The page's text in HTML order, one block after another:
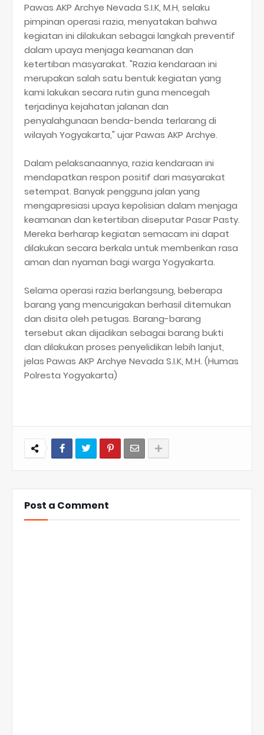
Pawas AKP Archye Nevada S.I.K, M.H, selaku
pimpinan operasi razia, menyatakan bahwa
kegiatan ini dilakukan sebagai langkah preventif
dalam upaya menjaga keamanan dan
ketertiban masyarakat. "Razia kendaraan ini
merupakan salah satu bentuk kegiatan yang
kami lakukan secara rutin guna mencegah
terjadinya kejahatan jalanan dan
penyalahgunaan benda-benda terlarang di
wilayah Yogyakarta," ujar Pawas AKP Archye.
Dalam pelaksanaannya, razia kendaraan ini
mendapatkan respon positif dari masyarakat
setempat. Banyak pengguna jalan yang
mengapresiasi upaya kepolisian dalam menjaga
keamanan dan ketertiban diseputar Pasar Pasty.
Mereka berharap kegiatan semacam ini dapat
dilakukan secara berkala untuk memberikan rasa
aman dan nyaman bagi warga Yogyakarta.
Selama operasi razia berlangsung, beberapa
barang yang mencurigakan berhasil ditemukan
dan disita oleh petugas. Barang-barang
tersebut akan dijadikan sebagai barang bukti
dan dilakukan proses penyelidikan lebih lanjut,
jelas Pawas AKP Archye Nevada S.I.K, M.H. (Humas
Polresta Yogyakarta)
Post a Comment